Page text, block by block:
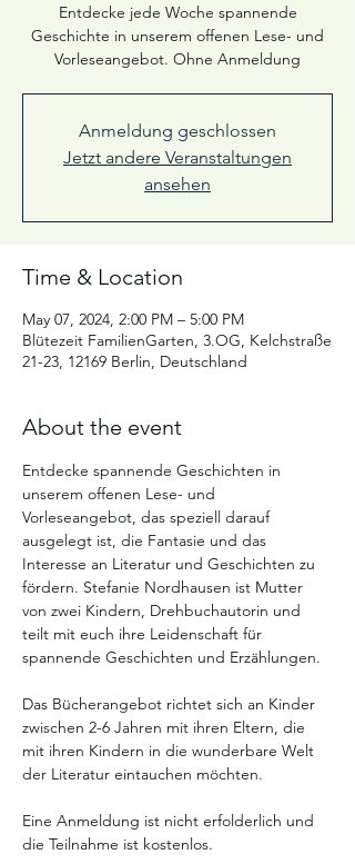
Entdecke jede Woche spannende
Geschichte in unserem offenen Lese- und
Vorleseangebot. Ohne Anmeldung
Anmeldung geschlossen
Jetzt andere Veranstaltungen
ansehen
Time & Location
May 07, 2024, 2:00 PM – 5:00 PM
Blütezeit FamilienGarten, 3.OG, Kelchstraße
21-23, 12169 Berlin, Deutschland
About the event
Entdecke spannende Geschichten in
unserem offenen Lese- und
Vorleseangebot, das speziell darauf
ausgelegt ist, die Fantasie und das
Interesse an Literatur und Geschichten zu
fördern. Stefanie Nordhausen ist Mutter
von zwei Kindern, Drehbuchautorin und
teilt mit euch ihre Leidenschaft für
spannende Geschichten und Erzählungen.
Das Bücherangebot richtet sich an Kinder
zwischen 2-6 Jahren mit ihren Eltern, die
mit ihren Kindern in die wunderbare Welt
der Literatur eintauchen möchten.
Eine Anmeldung ist nicht erfolderlich und
die Teilnahme ist kostenlos.